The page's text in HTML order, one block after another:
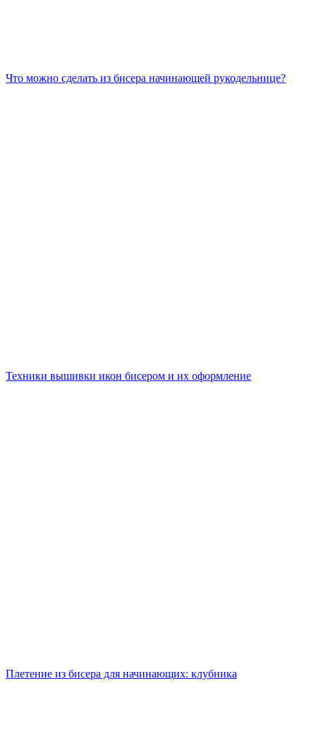
Что можно сделать из бисера начинающей рукодельнице?
Техники вышивки икон бисером и их оформление
Плетение из бисера для начинающих: клубника